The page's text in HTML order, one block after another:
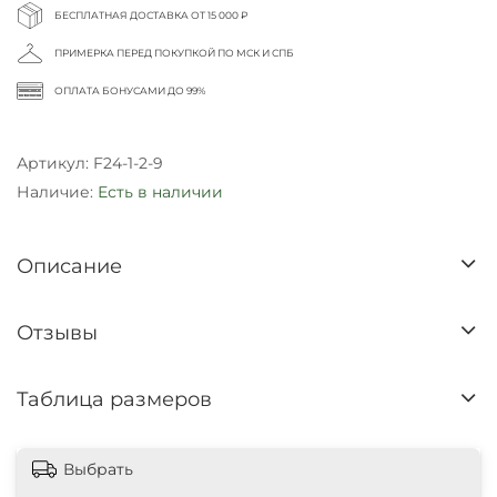
БЕСПЛАТНАЯ ДОСТАВКА ОТ 15 000 ₽
ПРИМЕРКА ПЕРЕД ПОКУПКОЙ ПО МСК И СПБ
ОПЛАТА БОНУСАМИ ДО 99%
Артикул: F24-1-2-9
Наличие: Есть в наличии
Описание
Отзывы
Таблица размеров
Выбрать